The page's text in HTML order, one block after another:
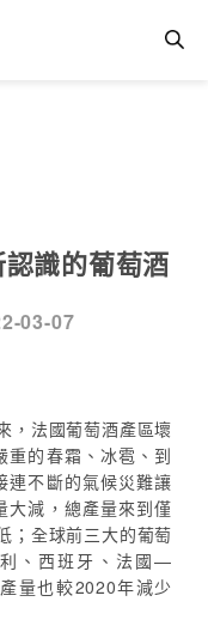
識的葡萄酒
03-07
，法國葡萄酒產區壞
重的春霜、冰雹、到
連不斷的氣候災難讓
大減，總產量來到僅
；全球前三大的葡萄
、西班牙、法國—
量也較2020年減少